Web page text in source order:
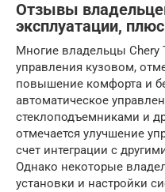
Отзывы
эксплуатации,
Многие владельцы Chery
управления кузовом,
повышение комфорта и
автоматическое
стеклоподъемниками и
отмечается улучшение
счет интеграции с
Однако некоторые
установки и настройки